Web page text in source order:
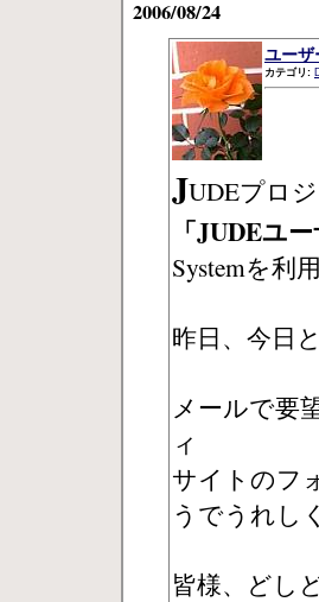
2006/08/24
ユー
カテゴリ:
JUDEプロ
「JUDEユ
Systemを利
昨日、今日
メールで要
ィ
サイトのフ
うでうれし
皆様、どし